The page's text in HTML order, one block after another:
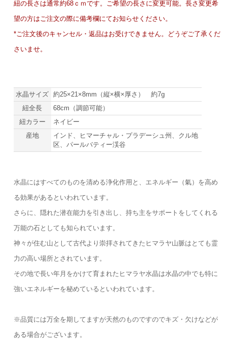
紐の長さは通常約68ｃｍです。ご希望の長さに変更可能。長さ変更希
望の方はご注文の際に備考欄にてお知らせください。
*ご注文後のキャンセル・返品はお受けできません。どうぞご了承くだ
さいませ。
水晶サイズ 約25×21×8mm（縦×横×厚さ） 約7g
紐全長
68cm（調節可能）
紐カラー
ネイビー
産地
インド、ヒマーチャル・プラデーシュ州、クル地
区、パールバティー渓谷
水晶にはすべてのものを清める浄化作用と、エネルギー（氣）を高め
る効果があるといわれています。
さらに、隠れた潜在能力を引き出し、持ち主をサポートをしてくれる
万能の石としても知られています。
神々が住む山として古代より崇拝されてきたヒマラヤ山脈はとても霊
力の高い場所とされています。
その地で長い年月をかけて育まれたヒマラヤ水晶は水晶の中でも特に
強いエネルギーを秘めているといわれています。
※品質には万全を期してますが天然のものですのでキズ・欠けなどが
ある場合がございます。